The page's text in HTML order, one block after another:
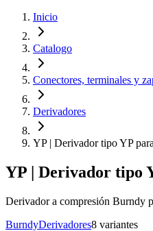
Inicio
Catalogo
Conectores, terminales y
Derivadores
YP | Derivador tipo YP
YP | Derivador tipo
Derivador a compresión Burndy
BurndyDerivadores8 variantes